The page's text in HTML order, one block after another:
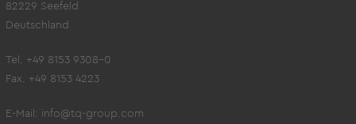
82229 Seefeld
Deutschland
Tel. +49 8153 9308-0
Fax. +49 8153 4223
E-Mail: info@tq-group.com